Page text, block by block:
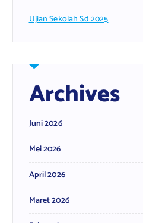
Ujian Sekolah Sd 2025
Archives
Juni 2026
Mei 2026
April 2026
Maret 2026